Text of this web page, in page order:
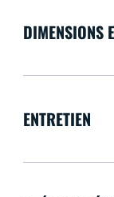
DIMENSIONS
ENTRETIEN